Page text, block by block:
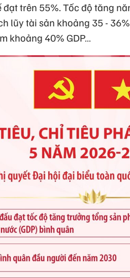
trên 55%. Tốc độ tăng
lũy tài sản khoảng 35 -
khoảng 40% GDP…